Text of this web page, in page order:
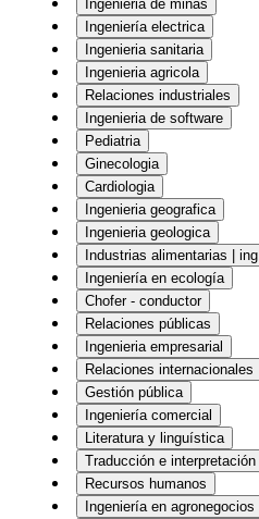
Ingenieria de minas
Ingeniería electrica
Ingenieria sanitaria
Ingenieria agricola
Relaciones industriales
Ingenieria de software
Pediatria
Ginecologia
Cardiologia
Ingenieria geografica
Ingenieria geologica
Industrias alimentarias |
Ingeniería en ecología
Chofer - conductor
Relaciones públicas
Ingenieria empresarial
Relaciones internacionales
Gestión pública
Ingeniería comercial
Literatura y linguística
Traducción e interpretación
Recursos humanos
Ingeniería en agronegocios